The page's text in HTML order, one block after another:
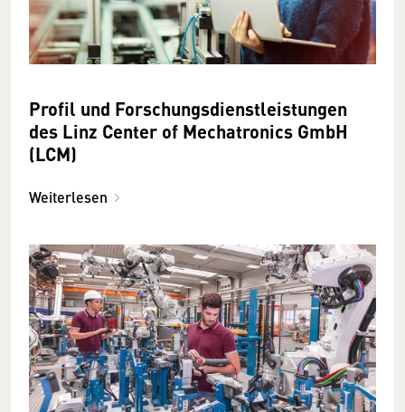
Profil und Forschungsdienstleistungen
des Linz Center of Mechatronics GmbH
(LCM)
Weiterlesen